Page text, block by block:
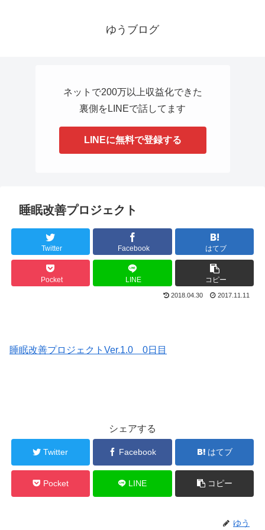
ゆうブログ
ネットで200万以上収益化できた
裏側をLINEで話してます
LINEに無料で登録する
睡眠改善プロジェクト
Twitter Facebook はてブ
Pocket LINE コピー
2018.04.30 2017.11.11
睡眠改善プロジェクトVer.1.0 0日目
シェアする
Twitter Facebook はてブ
Pocket LINE コピー
ゆう